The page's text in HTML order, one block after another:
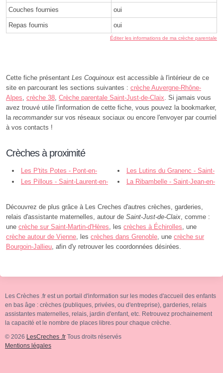
Couches fournies oui
Repas fournis oui
Éditer les informations de ma crèche parentale
Cette fiche présentant Les Coquinoux est accessible à l'intérieur de ce
site en parcourant les sections suivantes : crèche Auvergne-Rhône-
Alpes, crèche 38, Crèche parentale Saint-Just-de-Claix. Si jamais vous
avez trouvé utile l'information de cette fiche, vous pouvez la bookmarker,
la recommandersur vos réseaux sociaux ou encore l'envoyer par courriel
à vos contacts !
Crèches à proximité
Les P'tits Potes - Pont-en-
Royans
Les Lutins du Granenc - Saint-
Romans
Les Pillous - Saint-Laurent-en-
La Ribambelle - Saint-Jean-en-
Découvrez de plus grâce à Les Creches d'autres crèches, garderies,
relais d'assistante maternelles, autour de Saint-Just-de-Claix, comme :
une crèche sur Saint-Martin-d'Hères, les crèches à Échirolles, une
crèche autour de Vienne, les crèches dans Grenoble, une crèche sur
Bourgoin-Jallieu, afin d'y retrouver les coordonnées désirées.
Les Crèches .fr est un portail d'information sur les modes d'accueil des enfants
en bas âge : crèches (publiques, privées, ou d'entreprise), garderies, relais
assistantes maternelles, relais, jardin d'enfant, etc. Retrouvez prochainement
la capacité et le nombre de places libres pour chaque crèche.
© 2026 LesCreches .fr Tous droits réservés
Mentions légales